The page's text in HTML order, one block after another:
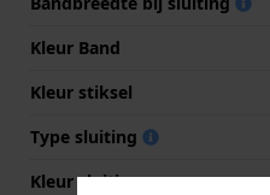
Kleur Band
Kleur stiksel
Type sluiting
Kleur sluiting